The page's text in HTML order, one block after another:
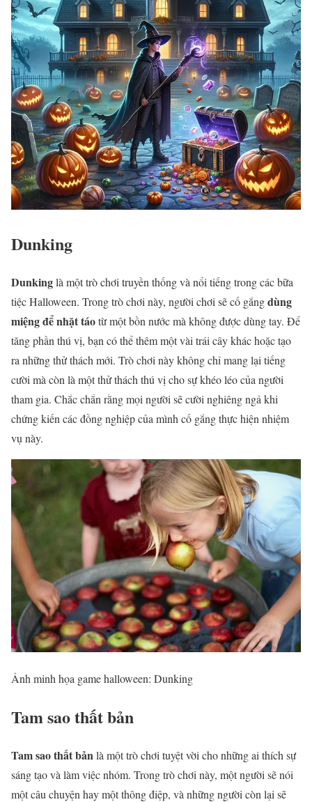
Dunking
Dunkinglà một trò chơi truyền thống và nổi tiếng trong các bữa
tiệc Halloween. Trong trò chơi này, người chơi sẽ cố gắngdùng
miệng để nhặt táotừ một bồn nước mà không được dùng tay. Để
tăng phần thú vị, bạn có thể thêm một vài trái cây khác hoặc tạo
ra những thử thách mới. Trò chơi này không chỉ mang lại tiếng
cười mà còn là một thử thách thú vị cho sự khéo léo của người
tham gia. Chắc chắn rằng mọi người sẽ cười nghiêng ngả khi
chứng kiến các đồng nghiệp của mình cố gắng thực hiện nhiệm
vụ này.
Ảnh minh họa game halloween: Dunking
Tam sao thất bản
Tam sao thất bảnlà một trò chơi tuyệt vời cho những ai thích sự
sáng tạo và làm việc nhóm. Trong trò chơi này, một người sẽ nói
một câu chuyện hay một thông điệp, và những người còn lại sẽ